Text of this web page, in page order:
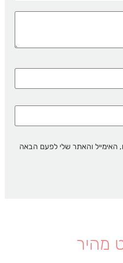
והאתר שלי לפעם הבאה
מהיר